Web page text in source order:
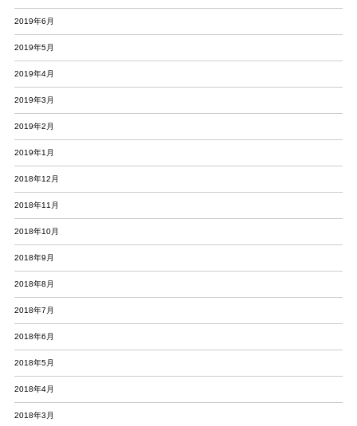
2019年6月
2019年5月
2019年4月
2019年3月
2019年2月
2019年1月
2018年12月
2018年11月
2018年10月
2018年9月
2018年8月
2018年7月
2018年6月
2018年5月
2018年4月
2018年3月